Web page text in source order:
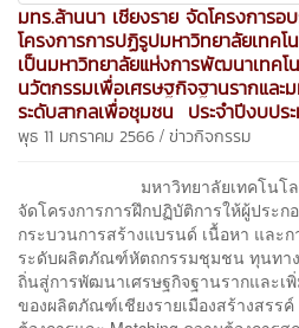
มทร.ล้านนา เชียงราย จัดโครงการอ
โครงการการปฏิรูปมหาวิทยาลัยเทคโ
เป็นมหาวิทยาลัยแห่งการพัฒนาเทคโ
นวัตกรรมเพื่อเศรษฐกิจฐานรากและ
ระดับสากลเพื่อชุมชน ประจำปีงบปร
พุธ 11 มกราคม 2566 / ข่าวกิจกรรม
มหาวิทยาลัยเทคโนโลยีราช
จัดโครงการการฝึกปฏิบัติการให้ผู้ประก
กระบวนการสร้างแบรนด์ เนื้อหา และ
ระดับผลิตภัณฑ์หัตถกรรมชุมชน ทุนทา
ถิ่นสู่การพัฒนาเศรษฐกิจฐานรากและเ
ของผลิตภัณฑ์เชียงรายเมืองสร้างสรร